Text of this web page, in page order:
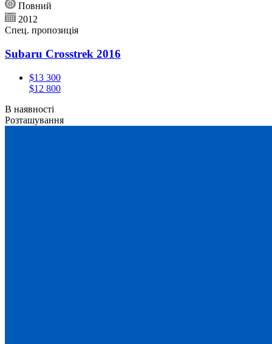
Повний
2012
Спец. пропозиція
Subaru Crosstrek 2016
$13 300
$12 800
В наявності
Розташування